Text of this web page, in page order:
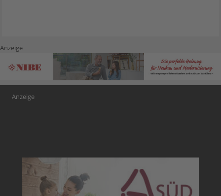
Anzeige
Anzeige